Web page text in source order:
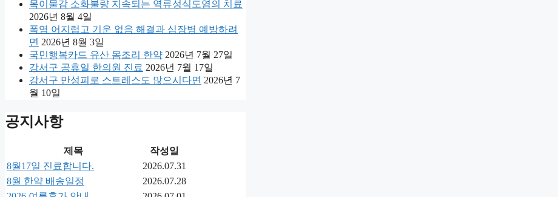
목이물감 소화불량 지속되는 역류성식도염의 치료
2026년 8월 4일
폭염 어지럽고 기운 없음 해결과 심장병 예방하려
면 2026년 8월 3일
국민행복카드 유산 몸조리 한약 2026년 7월 27일
강서구 공휴일 한의원 진료 2026년 7월 17일
강서구 만성피로 스트레스도 많으시다면 2026년 7
월 10일
공지사항
제목
작성일
8월17일 진료합니다.
2026.07.31
8월 한약 배송일정
2026.07.28